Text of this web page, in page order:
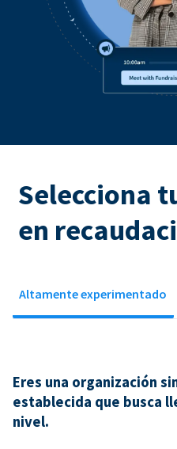
Selecciona
en
Altamente experimentado
Eres una organización
establecida que busca
nivel.